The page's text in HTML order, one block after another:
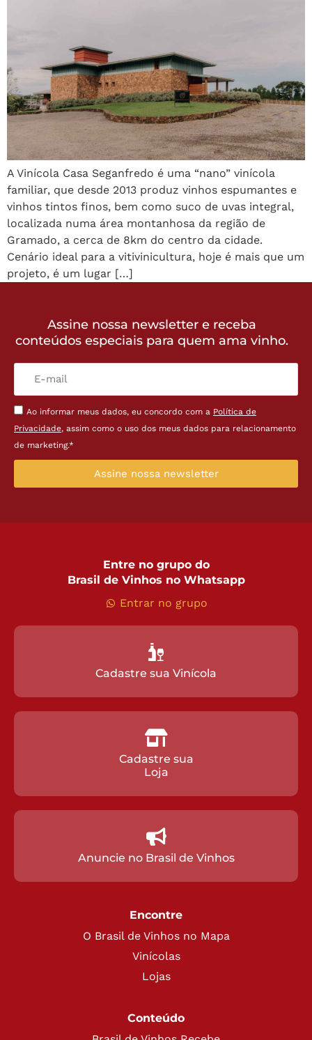
A Vinícola Casa Seganfredo é uma “nano” vinícola
familiar, que desde 2013 produz vinhos espumantes e
vinhos tintos finos, bem como suco de uvas integral,
localizada numa área montanhosa da região de
Gramado, a cerca de 8km do centro da cidade.
Cenário ideal para a vitivinicultura, hoje é mais que um
projeto, é um lugar […]
Assine nossa newsletter e receba
conteúdos especiais para quem ama vinho.
Ao informar meus dados, eu concordo com a Política de
Privacidade, assim como o uso dos meus dados para relacionamento
de marketing.*
Assine nossa newsletter
Entre no grupo do
Brasil de Vinhos no Whatsapp
Entrar no grupo
Cadastre sua Vinícola
Cadastre sua
Loja
Anuncie no Brasil de Vinhos
Encontre
O Brasil de Vinhos no Mapa
Vinícolas
Lojas
Conteúdo